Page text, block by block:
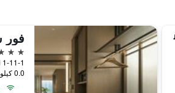
5 نجوم
1-11-1 Marunouchi, طوكيو, اليابان
0.0 كيلومتر عن وسط المدينة